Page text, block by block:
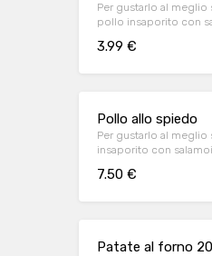
Per gustarlo al
pollo insaporito con
3.99 €
Pollo allo spiedo
Per gustarlo al
insaporito con
7.50 €
Patate al forno